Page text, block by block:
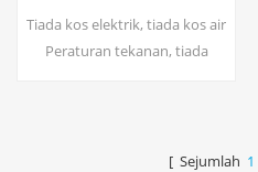
Tiada kos elektrik, tiada kos air
Peraturan tekanan, tiada
nyata, Teknologi Tenaga Tiada
[ Sejumlah 1